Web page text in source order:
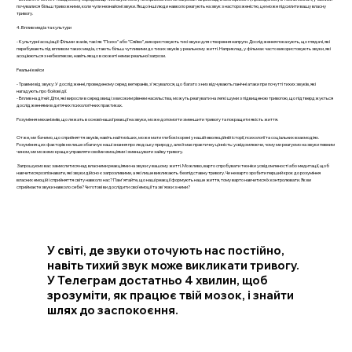
почувалися більш тривожними, коли чули незнайомі звуки. Якщо інші люди навколо реагують на звук з настороженістю, це може підсилити вашу власну
тривогу.
4. Вплив медіа та культури
- Культурні асоціації: Фільми жахів, такі як "Психо" або "Сяйво", використовують тихі звуки для створення напруги. Дослідження показують, що глядачі, які
перебувають під впливом таких медіа, стають більш чутливими до тихих звуків у реальному житті. Наприклад, у фільмах часто використовують звуки, які
асоціюються з небезпекою, навіть якщо в сюжеті немає реальної загрози.
Реальні кейси
- Травми від звуку: У дослідженні, проведеному серед ветеранів, з'ясувалося, що багато з них відчувають панічні атаки при почутті тихих звуків, які
нагадують про бойові дії.
- Вплив на дітей: Діти, які виросли в середовищі з високим рівнем насильства, можуть реагувати на легкі шуми з підвищеною тривогою, що підтверджується
дослідженнями в дитячих психологічних практиках.
Розуміння механізмів, що лежать в основі нашої реакції на звуки, може допомогти зменшити тривогу та покращити якість життя.
Отже, ми бачимо, що сприйняття звуків, навіть найтихіших, може мати глибокі корені у нашій еволюційній історії, психології та соціальних взаємодіях.
Розуміння цих факторів не лише збагачує наші знання про людську природу, але й має практичну цінність: усвідомлюючи, чому ми реагуємо на звуки певним
чином, ми можемо краще управляти своїми емоціями і зменшувати зайву тривогу.
Запрошуємо вас замислитися над власними реакціями на звуки у вашому житті. Можливо, варто спробувати техніки усвідомленості або медитації, щоб
навчитися розпізнавати, які звуки дійсно є загрозливими, а які лише викликають безпідставну тривогу. Чи не варто зробити перший крок до розуміння
власних емоцій і сприйняття світу навколо нас? Пам'ятайте, що наші реакції формують наше життя, тому варто навчитися їх контролювати. Як ви
сприймаєте звуки навколо себе? Чи готові ви дослідити свої емоції та зв'язки з ними?
У світі, де звуки оточують нас постійно,
навіть тихий звук може викликати тривогу.
У Телеграм достатньо 4 хвилин, щоб
зрозуміти, як працює твій мозок, і знайти
шлях до заспокоєння.